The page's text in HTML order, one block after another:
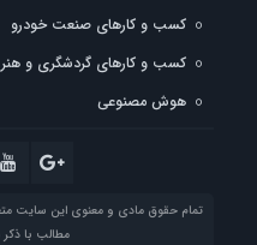
کسب و کارهای صنعت خودرو
کسب و کارهای گردشگری و هنر
هوش مصنوعی
تمام حقوق مادی و معنوی این سایت
مطالب با